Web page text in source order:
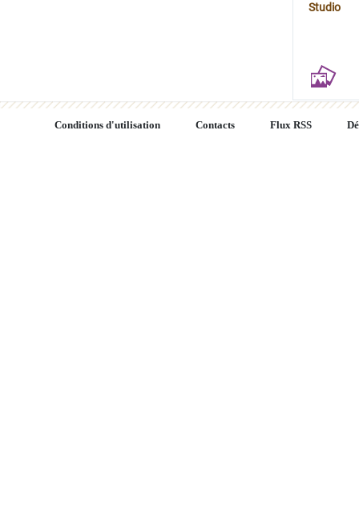
Studio
Conditions d'utilisation Contacts Flux RSS